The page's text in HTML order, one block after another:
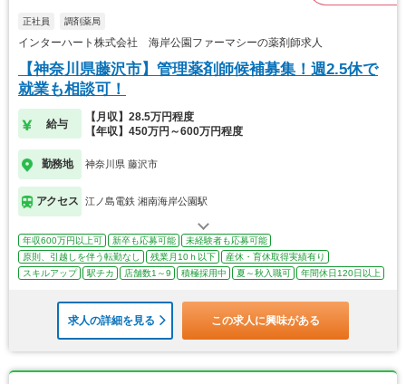
正社員 調剤薬局
インターハート株式会社 海岸公園ファーマシーの薬剤師求人
【神奈川県藤沢市】管理薬剤師候補募集！週2.5休で
就業も相談可！
給与
【月収】28.5万円程度
【年収】450万円～600万円程度
勤務地 神奈川県 藤沢市
アクセス 江ノ島電鉄 湘南海岸公園駅
年収600万円以上可 新卒も応募可能
未経験者も応募可能
原則、引越しを伴う転勤なし
残業月10ｈ以下
産休・育休取得実績有り
スキルアップ
駅チカ 店舗数1～9 積極採用中 夏～秋入職可 年間休日120日以上
求人の詳細を見る この求人に興味がある